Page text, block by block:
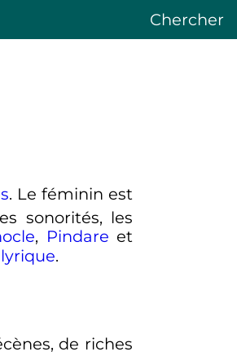
Chercher
. Le féminin est
sonorités, les
, Pindare et
.
de riches